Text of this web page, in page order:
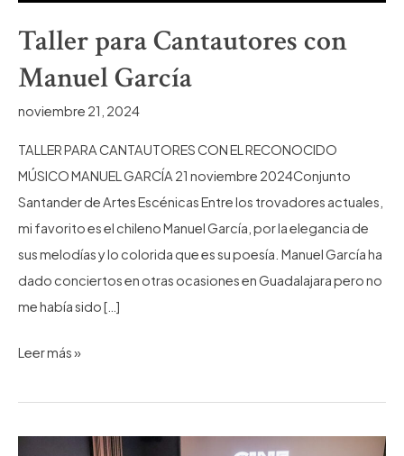
Taller para Cantautores con
Manuel García
noviembre 21, 2024
TALLER PARA CANTAUTORES CON EL RECONOCIDO
MÚSICO MANUEL GARCÍA 21 noviembre 2024Conjunto
Santander de Artes Escénicas Entre los trovadores actuales,
mi favorito es el chileno Manuel García, por la elegancia de
sus melodías y lo colorida que es su poesía. Manuel García ha
dado conciertos en otras ocasiones en Guadalajara pero no
me había sido […]
Taller
Cantautores con
Leer más »